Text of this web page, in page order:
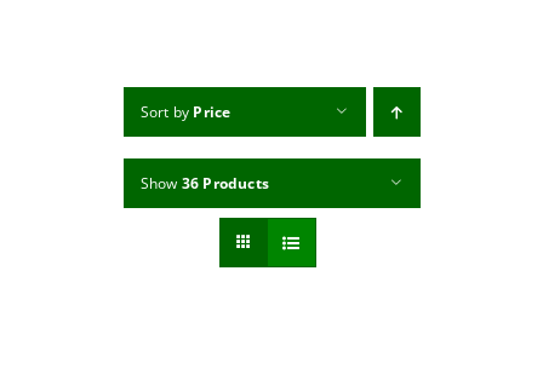
Sort by Price
Show 36 Products